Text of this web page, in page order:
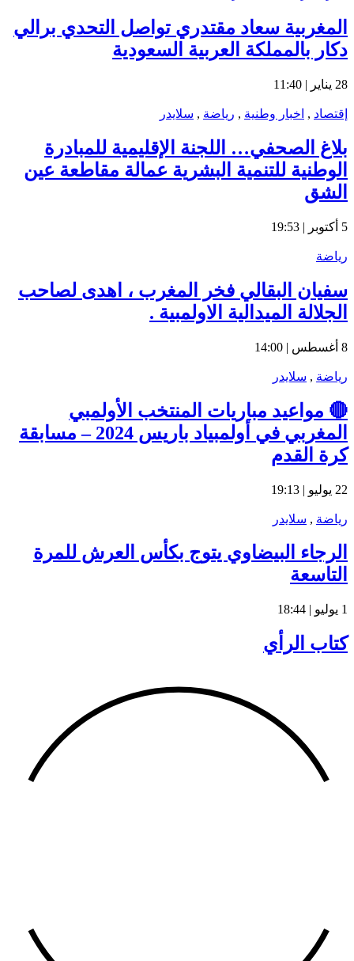
المغربية سعاد مقتدري تواصل التحدي برالي
دكار بالمملكة العربية السعودية
28 يناير | 11:40
إقتصاد , اخبار وطنية , رياضة , سلايدر
بلاغ الصحفي… اللجنة الإقليمية للمبادرة
الوطنية للتنمية البشرية عمالة مقاطعة عين
الشق
5 أكتوبر | 19:53
رياضة
سفيان البقالي فخر المغرب ، اهدى لصاحب
الجلالة الميدالية الاولمبية .
8 أغسطس | 14:00
رياضة , سلايدر
🔴 مواعيد مباريات المنتخب الأولمبي
المغربي في أولمبياد باريس 2024 – مسابقة
كرة القدم
22 يوليو | 19:13
رياضة , سلايدر
الرجاء البيضاوي يتوج بكأس العرش للمرة
التاسعة
1 يوليو | 18:44
كتاب الرأي